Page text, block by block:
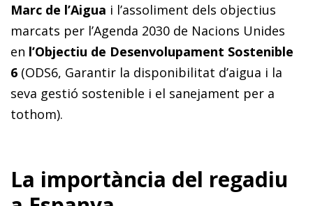
Marc de l’Aigua i l’assoliment dels objectius
marcats per l’Agenda 2030 de Nacions Unides
en l’Objectiu de Desenvolupament Sostenible
6 (ODS6, Garantir la disponibilitat d’aigua i la
seva gestió sostenible i el sanejament per a
tothom).
La importància del regadiu